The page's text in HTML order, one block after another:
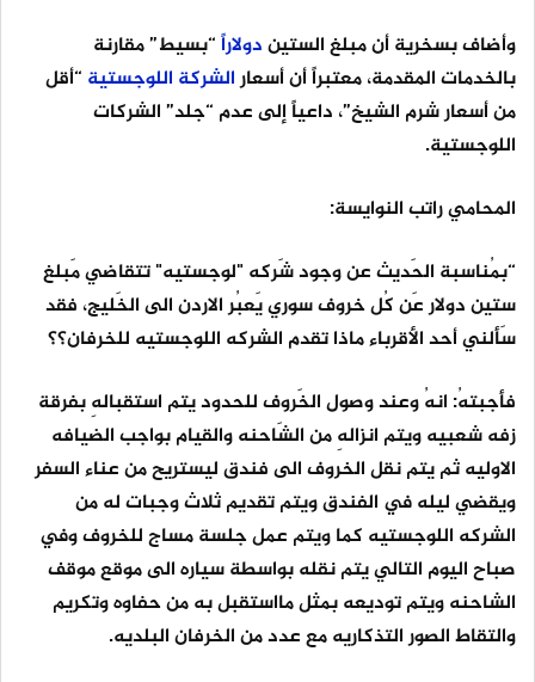
وأضاف بسخرية أن مبلغ الستيندولاراً“بسيط” مقارنة
بالخدمات المقدمة، معتبراً أن أسعارالشركة اللوجستية “أقل
من أسعار شرم الشيخ”، داعياً إلى عدم “جلد” الشركات
اللوجستية.
المحامي راتب النوايسة:
“بمُناسبة الحَديث عن وجود شَركه "لوجستيه" تتقاضي مَبلغ
ستين دولار عَن كُل خروف سوري يَعبُر الاردن الى الخَليج، فقد
سَألني أحد الأقرباء ماذا تقدم الشركه اللوجستيه للخرفان؟؟
فأجبتهُ: انهُ وعند وصول الخَروف للحدود يتم استقبالهِ بفرقة
زفه شعبيه ويتم انزالهِ من الشَاحنه والقيام بواجب الضيافه
الاوليه ثم يتم نقل الخروف الى فندق ليستريح من عناء السفر
ويقضي ليله في الفندق ويتم تقديم ثلاث وجبات له من
الشركه اللوجستيه كما ويتم عمل جلسة مساج للخروف وفي
صباح اليوم التالي يتم نقله بواسطة سياره الى موقع موقف
الشاحنه ويتم توديعه بمثل مااستقبل به من حفاوه وتكريم
والتقاط الصور التذكاريه مع عدد من الخرفان البلديه.